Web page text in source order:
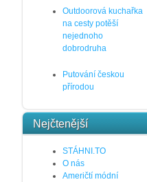
Outdoorová kuchařka
na cesty potěší
nejednoho
dobrodruha
Putování českou
přírodou
Nejčtenější
STÁHNI.TO
O nás
Američtí módní